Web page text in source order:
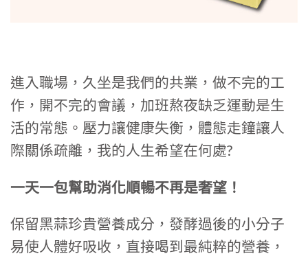
進入職場，久坐是我們的共業，做不完的工
作，開不完的會議，加班熬夜缺乏運動是生
活的常態。壓力讓健康失衡，體態走鐘讓人
際關係疏離，我的人生希望在何處?
一天一包幫助消化順暢不再是奢望！
保留黑蒜珍貴營養成分，發酵過後的小分子
易使人體好吸收，直接喝到最純粹的營養，